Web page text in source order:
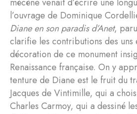
l’ouvrage de Dominique
Diane en son paradis d’Anet,
clarifie les contributions des uns
décoration de ce monument
Renaissance française. On y
tenture de Diane est le fruit du
Jacques de Vintimille, qui a
Charles Carmoy, qui a dessiné